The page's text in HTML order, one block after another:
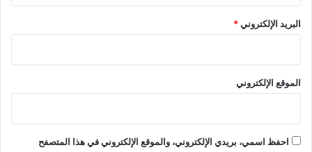
البريد الإلكتروني*
الموقع الإلكتروني
احفظ اسمي، بريدي الإلكتروني، والموقع الإلكتروني في هذا المتصفح